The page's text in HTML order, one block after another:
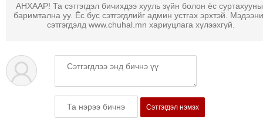
АНХААР! Та сэтгэгдэл бичихдээ хууль зүйн болон ёс
баримтална уу. Ёс бус сэтгэгдлийг админ устгах эрхтэй.
сэтгэгдэлд www.chuhal.mn хариуцлага хүлээхгүй.
Сэтгэгдэл нэмэх